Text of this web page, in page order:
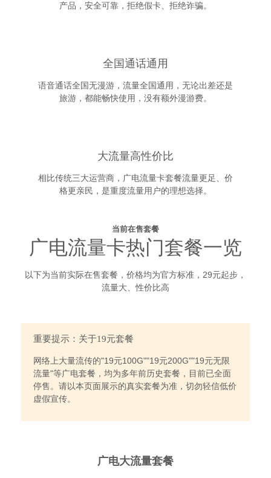
产品，安全可靠，拒绝假卡、拒绝诈骗。
全国通话通用
语音通话全国无漫游，流量全国通用，无论出差还是
旅游，都能畅快使用，没有额外漫游费。
大流量高性价比
相比传统三大运营商，广电流量卡套餐流量更足、价
格更亲民，是重度流量用户的理想选择。
当前在售套餐
广电流量卡热门套餐一览
以下为当前实际在售套餐，价格均为官方标准，29元起步，
流量大、性价比高
重要提示：关于19元套餐
网络上大量流传的"19元100G""19元200G""19元无限
流量"等广电套餐，均为多年前历史套餐，目前已全面
停售。请以本页面展示的真实套餐为准，切勿轻信低价
虚假宣传。
广电大流量套餐